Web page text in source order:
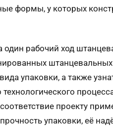
формы, у которых
один рабочий ход
упаковки, а также
проекту
упаковки, её